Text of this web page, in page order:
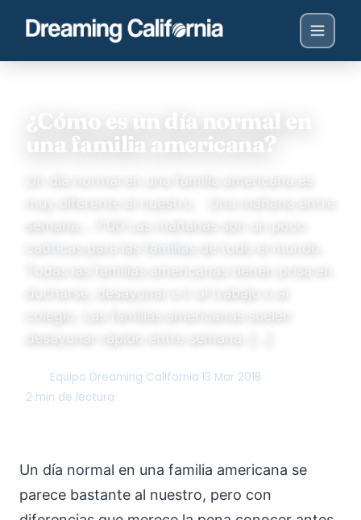
¿Cómo es un día normal en
una familia americana?
Un día normal en una familia americana es
muy diferente al nuestro. Una mañana entre
semana… 7:00 Las mañanas son un poco
caóticas para las familias de todo el mundo.
Todas las familias americanas tienen prisa en
ducharse, desayunar e ir al trabajo o al
colegio. Las familias americanas suelen
desayunar rápido entre semana: […]
Equipo Dreaming California 13 Mar 2018
2 min de lectura
Un día normal en una familia americana se
parece bastante al nuestro, pero con